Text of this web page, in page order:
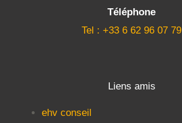
Téléphone
Tel : +33 6 62 96 07 79
Liens amis
ehv conseil